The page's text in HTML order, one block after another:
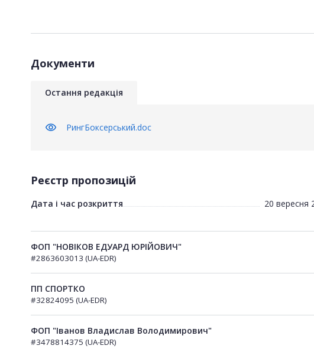
Документи
Остання редакція
visibility РингБоксерський.doc
Реєстр пропозицій
Дата і час розкриття 20 вересня
ФОП "НОВІКОВ ЕДУАРД ЮРІЙОВИЧ"
#2863603013 (UA-EDR)
ПП СПОРТКО
#32824095 (UA-EDR)
ФОП "Іванов Владислав Володимирович"
#3478814375 (UA-EDR)